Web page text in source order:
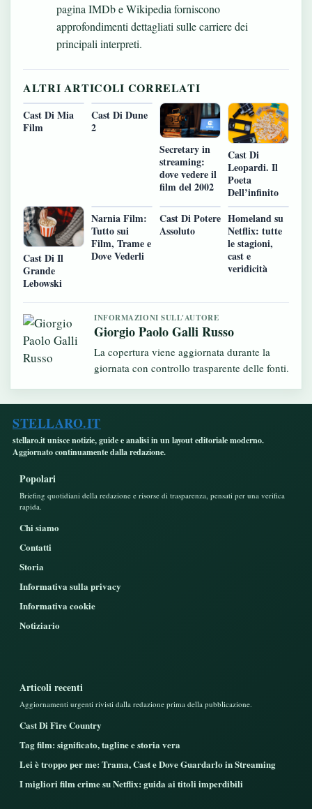
pagina IMDb e Wikipedia forniscono
approfondimenti dettagliati sulle carriere dei
principali interpreti.
ALTRI ARTICOLI CORRELATI
Cast Di Mia
Film
Cast Di Dune
2
Secretary in
streaming:
dove vedere il
film del 2002
Cast Di
Leopardi. Il
Poeta
Dell’infinito
Cast Di Il
Grande
Lebowski
Narnia Film:
Tutto sui
Film, Trame e
Dove Vederli
Cast Di Potere
Assoluto
Homeland su
Netflix: tutte
le stagioni,
cast e
veridicità
INFORMAZIONI SULL'AUTORE
Giorgio Paolo Galli Russo
La copertura viene aggiornata durante la
giornata con controllo trasparente delle fonti.
STELLARO.IT
stellaro.it unisce notizie, guide e analisi in un layout editoriale moderno.
Aggiornato continuamente dalla redazione.
Popolari
Briefing quotidiani della redazione e risorse di trasparenza, pensati per una verifica
rapida.
Chi siamo
Contatti
Storia
Informativa sulla privacy
Informativa cookie
Notiziario
Articoli recenti
Aggiornamenti urgenti rivisti dalla redazione prima della pubblicazione.
Cast Di Fire Country
Tag film: significato, tagline e storia vera
Lei è troppo per me: Trama, Cast e Dove Guardarlo in Streaming
I migliori film crime su Netflix: guida ai titoli imperdibili